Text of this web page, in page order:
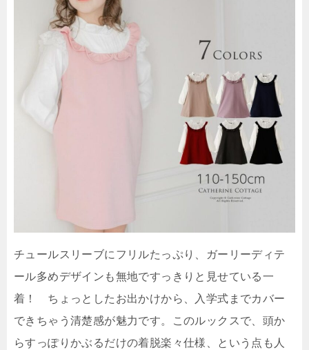
チュールスリーブにフリルたっぷり、ガーリーディテ
ール多めデザインも無地ですっきりと見せている一
着！ ちょっとしたお出かけから、入学式までカバー
できちゃう清楚感が魅力です。このルックスで、頭か
らすっぽりかぶるだけの着脱楽々仕様、という点も人